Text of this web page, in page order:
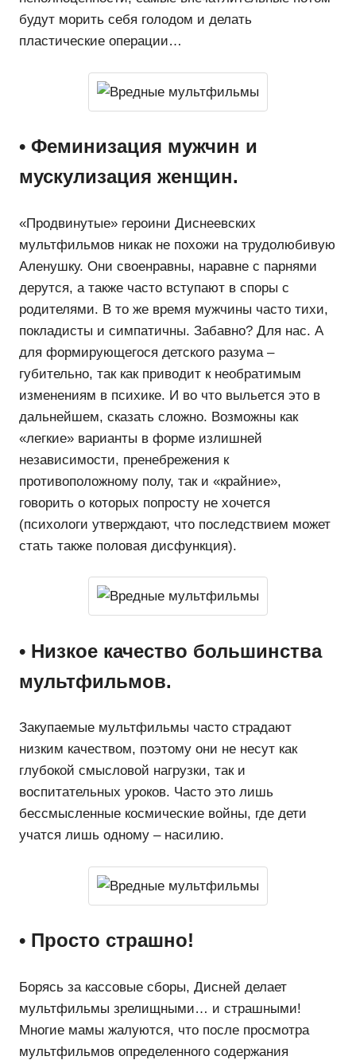
будут морить себя голодом и делать
пластические операции…
• Феминизация мужчин и
мускулизация женщин.
«Продвинутые» героини Диснеевских
мультфильмов никак не похожи на трудолюбивую
Аленушку. Они своенравны, наравне с парнями
дерутся, а также часто вступают в споры с
родителями. В то же время мужчины часто тихи,
покладисты и симпатичны. Забавно? Для нас. А
для формирующегося детского разума –
губительно, так как приводит к необратимым
изменениям в психике. И во что выльется это в
дальнейшем, сказать сложно. Возможны как
«легкие» варианты в форме излишней
независимости, пренебрежения к
противоположному полу, так и «крайние»,
говорить о которых попросту не хочется
(психологи утверждают, что последствием может
стать также половая дисфункция).
• Низкое качество большинства
мультфильмов.
Закупаемые мультфильмы часто страдают
низким качеством, поэтому они не несут как
глубокой смысловой нагрузки, так и
воспитательных уроков. Часто это лишь
бессмысленные космические войны, где дети
учатся лишь одному – насилию.
• Просто страшно!
Борясь за кассовые сборы, Дисней делает
мультфильмы зрелищными… и страшными!
Многие мамы жалуются, что после просмотра
мультфильмов определенного содержания